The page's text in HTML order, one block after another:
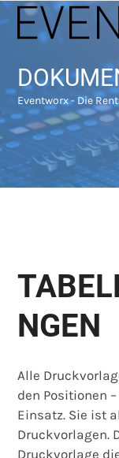
Skip
to
Open
mobile
menu
Close
mobile
menu
Eventworx - Die
NGEN
Alle
den Positionen
Einsatz. Sie ist
Druckvorlagen.
Druckvorlage